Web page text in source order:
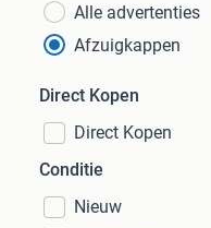
Alle advertenties
Afzuigkappen
Direct Kopen
Direct Kopen
Conditie
Nieuw